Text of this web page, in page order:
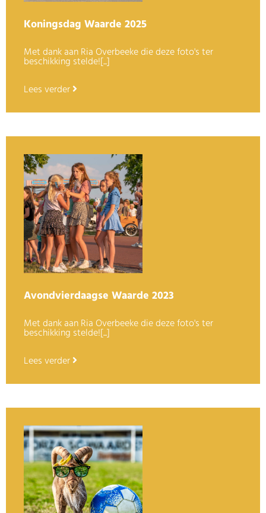
Koningsdag Waarde 2025
Met dank aan Ria Overbeeke die deze foto's ter
beschikking stelde![...]
Lees verder
Avondvierdaagse Waarde 2023
Met dank aan Ria Overbeeke die deze foto's ter
beschikking stelde![...]
Lees verder